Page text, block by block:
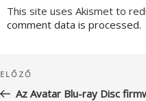
This site uses Akismet to
comment data is processed.
navigáció
Korábbi
bejegyzés
ELŐZŐ
Az Avatar Blu-ray Disc